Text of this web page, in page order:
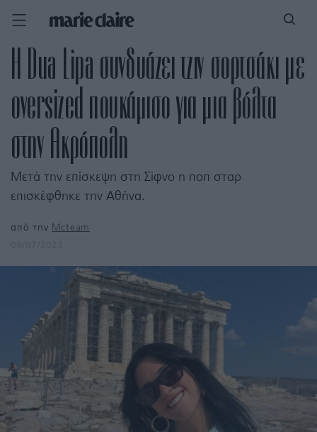
H Dua Lipa συνδυάζει τζιν σορτσάκι με
oversized πουκάμισο για μια βόλτα
στην Ακρόπολη
Μετά την επίσκεψη στη Σίφνο η ποπ σταρ
επισκέφθηκε την Αθήνα.
από την Mcteam